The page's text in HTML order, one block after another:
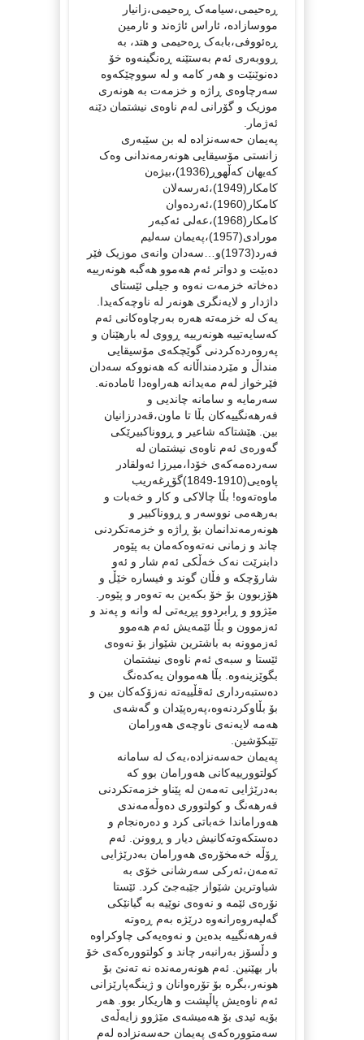
ڕەحیمی،سیامەک ڕەحیمی،زانیار
مووسازادە، ئاراس ئاژەند و ئارمین
ڕەئووفی،بابەک ڕەحیمی و هتد، بە
ڕووبەری ئەم بەستێنە ڕەنگینەوە خۆ
دەنوێنێت و هەر کامە و لە سووچێکەوە
سەرچاوەی ڕاژە و خزمەت بە هونەری
موزیک و گۆرانی لەم ناوەی نیشتمان دێنە
ئەژمار.
پەیمان حەسەنزادە لە بن سێبەری
زانستی مۆسیقایی هونەرمەندانی وەک
کەیهان کەڵهوڕ(1936)،بیژەن
کامکار(1949)،ئەرسەلان
کامکار(1960)،ئەردەوان
کامکار(1968)،عەلی ئەکبەر
مورادی(1957)،پەیمان سەلیم
فەرد(1973)و…سەدان وانەی موزیک فێر
دەبێت و دواتر ئەم هەموو هەگبە هونەرییە
دەخاتە خزمەت نەوە و جیلی ئێستای
داژدار و لایەنگری هونەر لە ناوچەکەیدا.
یەک لە خزمەتە هەرە بەرچاوەکانی ئەم
کەسایەتییە هونەرییە ڕووی لە بارهێنان و
پەروەردەکردنی گوێچکەی مۆسیقایی
منداڵ و مێردمنداڵانە کە هەنووکە سەدان
فێرخواز لەم مەیدانە هەراوەدا ئامادەنە.
سەرمایە و سامانە چاندیی و
فەرهەنگییەکان بڵا تا ماون،قەدرزانیان
بین. هێشتاکە شاعیر و ڕووناکبیرێکی
گەورەی ئەم ناوەی نیشتمان لە
سەردەمەکەی خۆدا،میرزا ئەولقادر
پاوەیی(1910-1849)گۆڕغەریب
ماوەتەوە! بڵا چالاکی و کار و خەبات و
بەرهەمی نووسەر و ڕووناکبیر و
هونەرمەندانمان بۆ ڕاژە و خزمەتکردنی
چاند و زمانی نەتەوەکەمان بە پێوەر
دابنرێت نەک خەڵکی ئەم شار و ئەو
شارۆچکە و فڵان گوند و فیسارە خێڵ و
هۆزبوون بۆ خۆ بکەین بە تەوەر و پێوەر.
مێژوو و ڕابردوو پڕیەتی لە وانە و پەند و
ئەزموون و بڵا ئێمەیش ئەم هەموو
ئەزموونە بە باشترین شێواز بۆ نەوەی
ئێستا و سبەی ئەم ناوەی نیشتمان
بگوێزینەوە. بڵا هەمووان یەکدەنگ
دەستبەرداری ئەقڵییەتە نەزۆکەکان بین و
بۆ بڵاوکردنەوە،پەرەپێدان و گەشەی
هەمە لایەنەی ناوچەی هەورامان
تێبکۆشین.
پەیمان حەسەنزادە،یەک لە سامانە
کولتوورییەکانی هەورامان بوو کە
بەدرێژایی تەمەن لە پێناو خزمەتکردنی
فەرهەنگ و کولتووری دەوڵەمەندی
هەوراماندا خەباتی کرد و دەرەنجام و
دەستکەوتەکانیش دیار و ڕوونن. ئەم
ڕۆڵە خەمخۆرەی هەورامان بەدرێژایی
تەمەن،ئەرکی سەرشانی خۆی بە
شیاوترین شێواز جێبەجێ کرد. ئێستا
نۆرەی ئێمە و نەوەی نوێیە بە گیانێکی
گەلپەروەرانەوە درێژە بەم ڕەوتە
فەرهەنگییە بدەین و نەوەیەکی چاوکراوە
و دڵسۆز بەرانبەر چاند و کولتوورەکەی خۆ
بار بهێنین. ئەم هونەرمەندە نە تەنێ بۆ
هونەر،بگرە بۆ تۆرەوانان و ژینگەپارێزانی
ئەم ناوەیش پاڵپشت و هاریکار بوو. هەر
بۆیە ئیدی بۆ هەمیشەی مێژوو زایەڵەی
سەمتوورەکەی پەیمان حەسەنزادە لەم